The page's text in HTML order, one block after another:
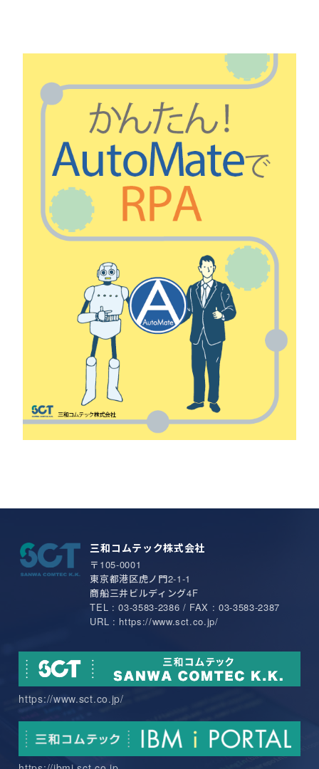
三和コムテック株式会社
〒105-0001
東京都港区虎ノ門2-1-1
商船三井ビルディング4F
TEL : 03-3583-2386 / FAX : 03-3583-2387
URL : https://www.sct.co.jp/
https://www.sct.co.jp/